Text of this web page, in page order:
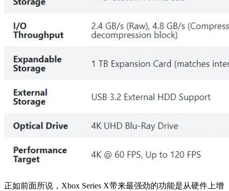
正如前面所说，Xbox Series X带来最强劲的功能是从硬件上增